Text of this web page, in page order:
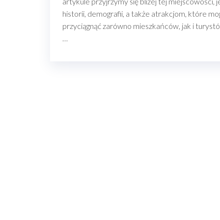
historii, demografii, a także atrakcjom, które
przyciągnąć zarówno mieszkańców, jak i
…